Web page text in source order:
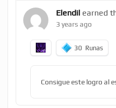
Elendil earned
3 years ago
30 Runas
Consigue este logro al